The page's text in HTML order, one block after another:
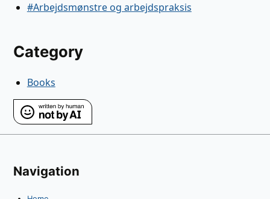
#Arbejdsmønstre og arbejdspraksis
Category
Books
Navigation